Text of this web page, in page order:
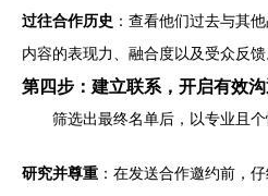
过往合作历史 ：查看他们过去与其
内容的表现力、融合度以及受众反馈
第四步：建立联系，开启有效
筛选出最终名单后，以专业且
研究并尊重 ：在发送合作邀约前，